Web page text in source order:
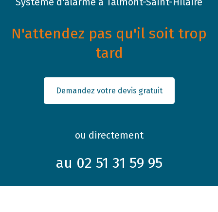
N'attendez pas qu'il soit trop
tard
Demandez votre devis gratuit
ou directement
au 02 51 31 59 95